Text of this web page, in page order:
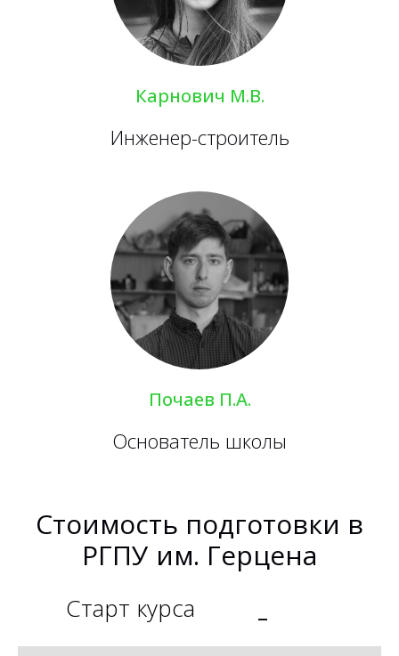
Карнович М.В.
Инженер-строитель
Почаев П.А.
Основатель школы
Стоимость подготовки в
РГПУ им. Герцена
Старт курса